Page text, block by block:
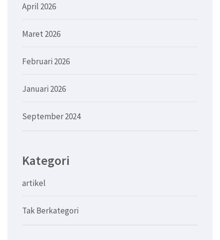
April 2026
Maret 2026
Februari 2026
Januari 2026
September 2024
Kategori
artikel
Tak Berkategori